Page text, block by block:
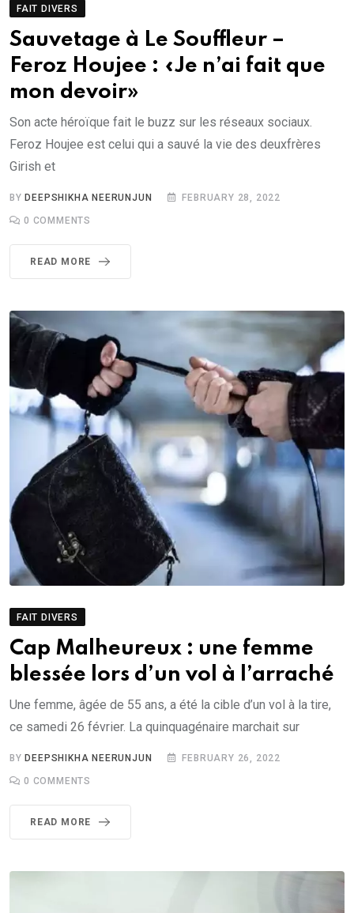
FAIT DIVERS
Sauvetage à Le Souffleur –
Feroz Houjee : «Je n’ai fait que
mon devoir»
Son acte héroïque fait le buzz sur les réseaux sociaux.
Feroz Houjee est celui qui a sauvé la vie des deuxfrères
Girish et
BYDEEPSHIKHA NEERUNJUN FEBRUARY 28, 2022
0 COMMENTS
READ MORE
FAIT DIVERS
Cap Malheureux : une femme
blessée lors d’un vol à l’arraché
Une femme, âgée de 55 ans, a été la cible d’un vol à la tire,
ce samedi 26 février. La quinquagénaire marchait sur
BYDEEPSHIKHA NEERUNJUN FEBRUARY 26, 2022
0 COMMENTS
READ MORE